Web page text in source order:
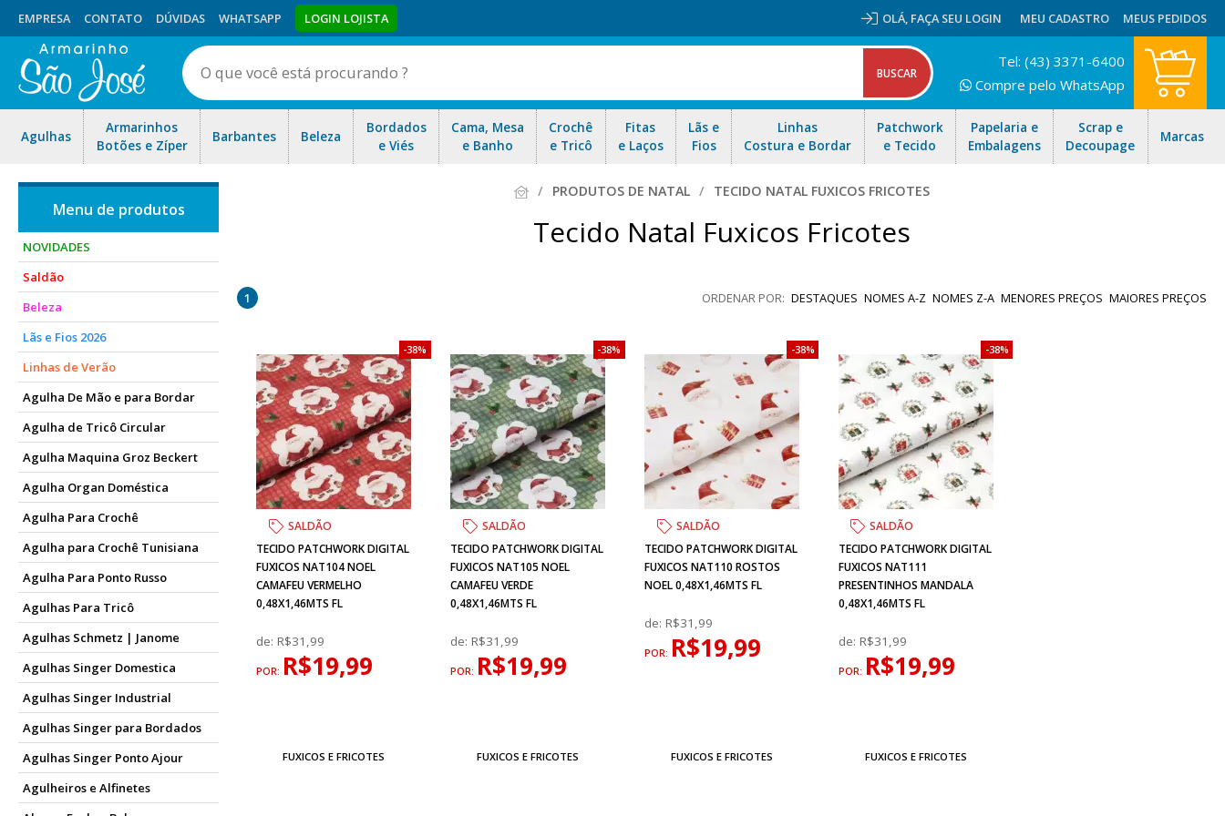
OLÁ, FAÇA SEU LOGIN
EMPRESA CONTATO DÚVIDAS WHATSAPP LOGIN LOJISTA MEU CADASTRO MEUS PEDIDOS
Agulhas
Armarinhos
Botões e Zíper
Barbantes Beleza
Bordados
e Viés
Cama, Mesa
e Banho
Crochê
e Tricô
Fitas
e Laços
Lãs e
Fios
Linhas
Costura e Bordar
Patchwork
e Tecido
Papelaria e
Embalagens
Scrap e
Decoupage
Marcas
Tel: (43) 3371-6400
Compre pelo WhatsApp
NOVIDADES
Saldão
Beleza
Lãs e Fios 2026
Linhas de Verão
Agulha De Mão e para Bordar
Agulha de Tricô Circular
Agulha Maquina Groz Beckert
Agulha Organ Doméstica
Agulha Para Crochê
Agulha para Crochê Tunisiana
Agulha Para Ponto Russo
Agulhas Para Tricô
Agulhas Schmetz | Janome
Agulhas Singer Domestica
Agulhas Singer Industrial
Agulhas Singer para Bordados
Agulhas Singer Ponto Ajour
Agulheiros e Alfinetes
PRODUTOS DE NATAL TECIDO NATAL FUXICOS FRICOTES
Tecido Natal Fuxicos Fricotes
DESTAQUES NOMES A-Z NOMES Z-A MENORES PREÇOS MAIORES PREÇOS
1
SALDÃO
TECIDO PATCHWORK DIGITAL
FUXICOS NAT104 NOEL
CAMAFEU VERMELHO
0,48X1,46MTS FL
de:R$31,99
POR: R$19,99
38%
FUXICOS E FRICOTES
SALDÃO
TECIDO PATCHWORK DIGITAL
FUXICOS NAT105 NOEL
CAMAFEU VERDE
0,48X1,46MTS FL
de:R$31,99
POR: R$19,99
38%
FUXICOS E FRICOTES
SALDÃO
TECIDO PATCHWORK DIGITAL
FUXICOS NAT110 ROSTOS
NOEL 0,48X1,46MTS FL
de: R$31,99
POR: R$19,99
38%
FUXICOS E FRICOTES
SALDÃO
TECIDO PATCHWORK DIGITAL
FUXICOS NAT111
PRESENTINHOS MANDALA
0,48X1,46MTS FL
de: R$31,99
POR: R$19,99
38%
FUXICOS E FRICOTES